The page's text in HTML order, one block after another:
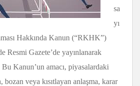
sa
yı
Hakkında Kanun (“RKHK”)
Resmi Gazete’de yayınlanarak
Kanun’un amacı, piyasalardaki
bozan veya kısıtlayan anlaşma, karar